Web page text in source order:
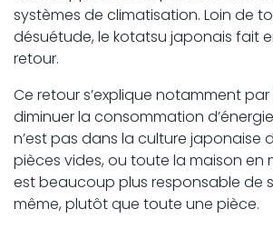
systèmes de climatisation. Loin de
désuétude, le kotatsu japonais fait
retour.
Ce retour s’explique notamment
diminuer la consommation
n’est pas dans la culture japonaise
pièces vides, ou toute la maison en
est beaucoup plus responsable de
même, plutôt que toute une pièce.